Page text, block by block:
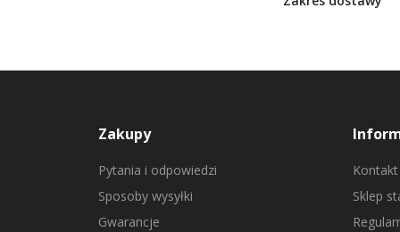
Zakupy
Pytania i odpowiedzi
Sposoby wysyłki
Gwarancje
Kontakt
Sklep